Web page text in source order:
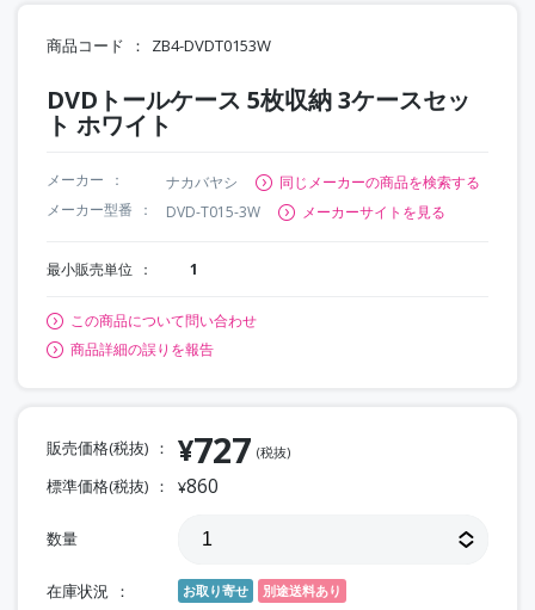
商品コード ZB4-DVDT0153W
DVDトールケース 5枚収納 3ケースセッ
ト ホワイト
メーカー ナカバヤシ
同じメーカーの商品を検索する
メーカー型番
DVD-T015-3W メーカーサイトを見る
最小販売単位 1
この商品について問い合わせ
商品詳細の誤りを報告
販売価格(税抜) ¥727 (税抜)
標準価格(税抜) ¥860
数量
在庫状況 お取り寄せ 別途送料あり